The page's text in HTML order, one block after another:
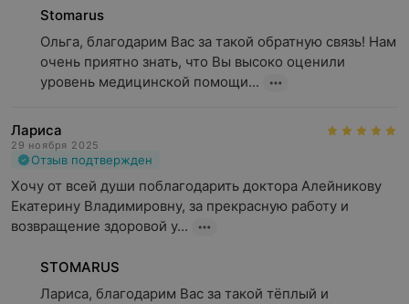
Stomarus
Ольга, благодарим Вас за такой обратную связь! Нам
очень приятно знать, что Вы высоко оценили
уровень медицинской помощи...
Лариса
29 ноября 2025
Отзыв подтвержден
Хочу от всей души поблагодарить доктора Алейникову
Екатерину Владимировну, за прекрасную работу и
возвращение здоровой у...
STOMARUS
Лариса, благодарим Вас за такой тёплый и